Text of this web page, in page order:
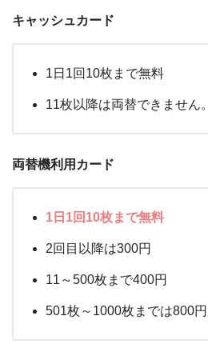
キャッシュカード
1日1回10枚まで無料
11枚以降は両替できません。
両替機利用カード
1日1回10枚まで無料
2回目以降は300円
11～500枚まで400円
501枚～1000枚までは800円